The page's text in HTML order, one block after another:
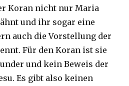
Koran nicht nur Maria
und ihr sogar eine
auch die Vorstellung der
Für den Koran ist sie
und kein Beweis der
Es gibt also keinen